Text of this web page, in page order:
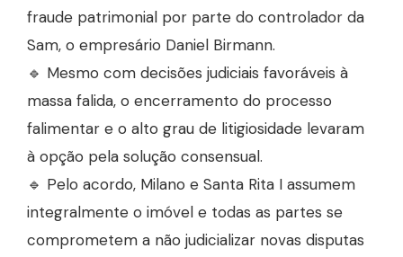
fraude patrimonial por parte do controlador da
Sam, o empresário Daniel Birmann.
🔹 Mesmo com decisões judiciais favoráveis à
massa falida, o encerramento do processo
falimentar e o alto grau de litigiosidade levaram
à opção pela solução consensual.
🔹 Pelo acordo, Milano e Santa Rita I assumem
integralmente o imóvel e todas as partes se
comprometem a não judicializar novas disputas